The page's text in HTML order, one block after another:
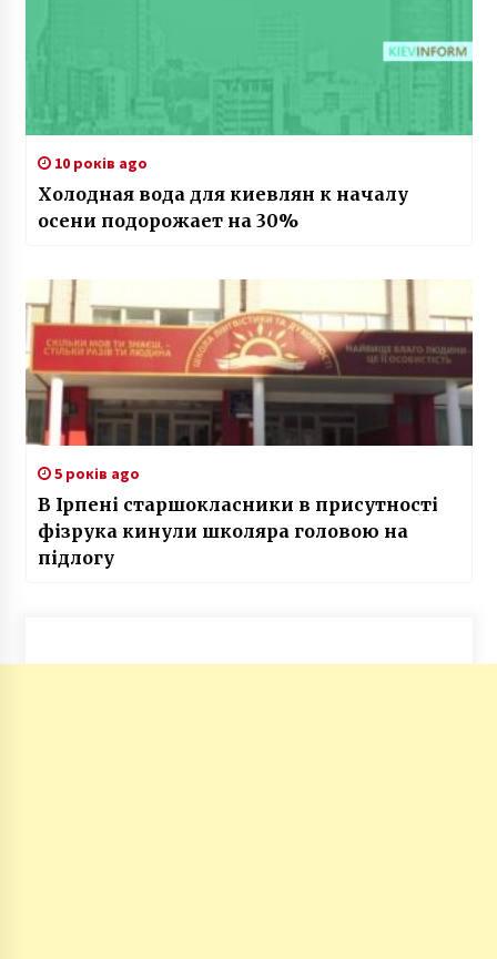
10 років ago
Холодная вода для киевлян к началу
осени подорожает на 30%
5 років ago
В Ірпені старшокласники в присутності
фізрука кинули школяра головою на
підлогу